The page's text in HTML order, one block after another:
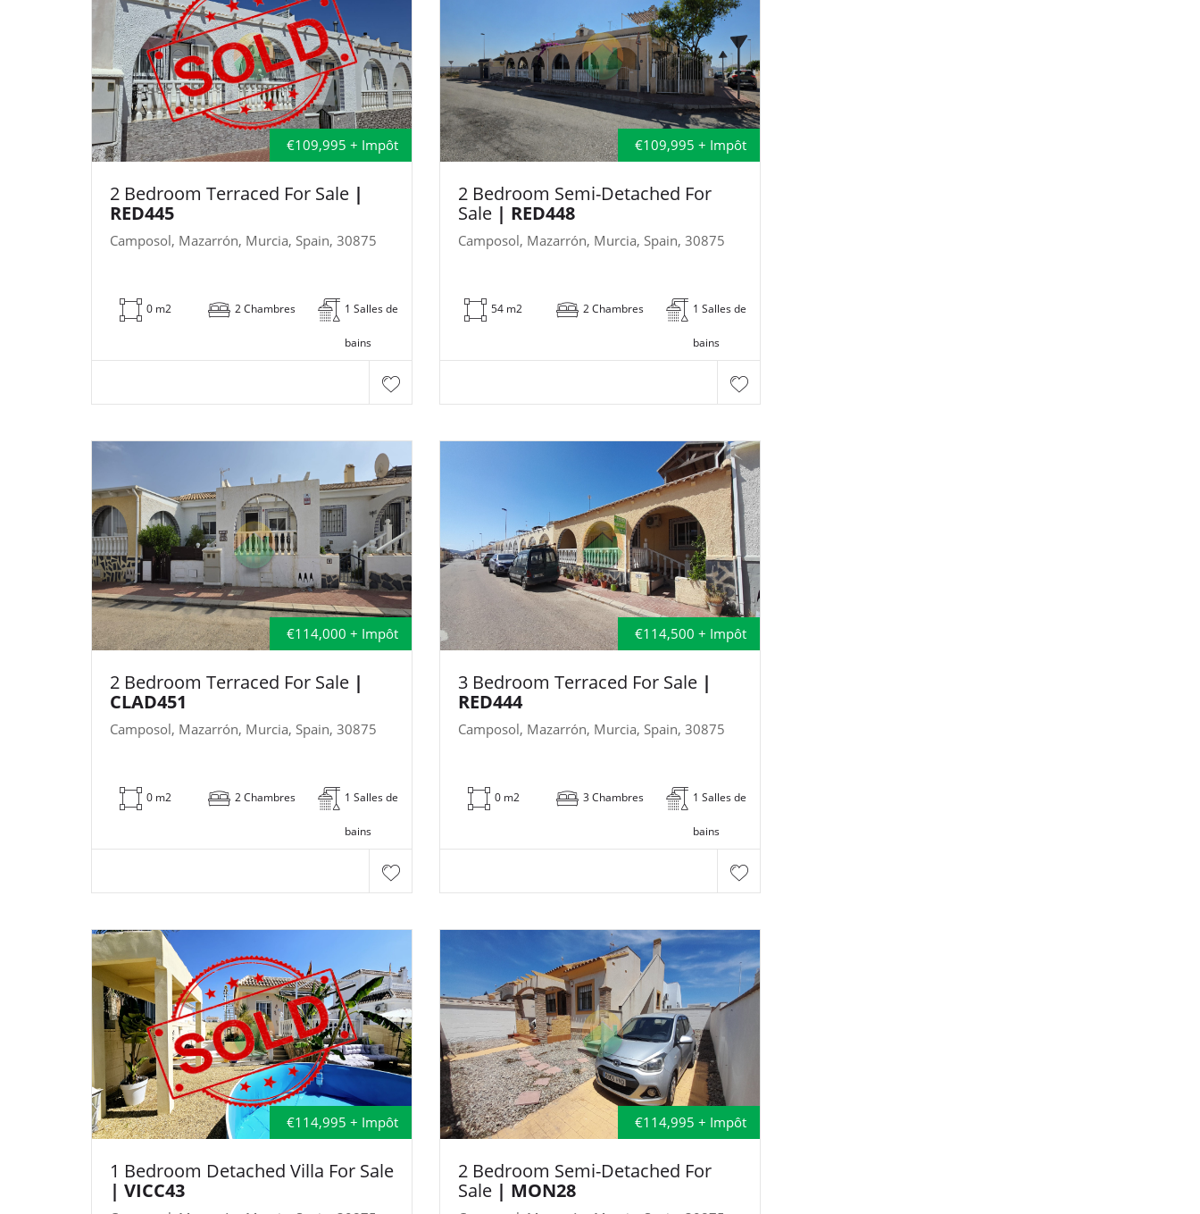
€109,995 + Impôt
2 Bedroom Terraced For Sale |
RED445
Camposol, Mazarrón, Murcia, Spain, 30875
0 m2 2 Chambres 1 Salles de
bains
€109,995 + Impôt
2 Bedroom Semi-Detached For
Sale | RED448
Camposol, Mazarrón, Murcia, Spain, 30875
54 m2 2 Chambres 1 Salles de
bains
€114,000 + Impôt
2 Bedroom Terraced For Sale |
CLAD451
Camposol, Mazarrón, Murcia, Spain, 30875
0 m2 2 Chambres 1 Salles de
bains
€114,500 + Impôt
3 Bedroom Terraced For Sale |
RED444
Camposol, Mazarrón, Murcia, Spain, 30875
0 m2 3 Chambres 1 Salles de
bains
€114,995 + Impôt
1 Bedroom Detached Villa For Sale
| VICC43
€114,995 + Impôt
2 Bedroom Semi-Detached For
Sale | MON28